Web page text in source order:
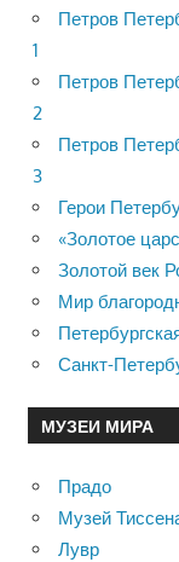
Петров
1
Петров
2
Петров
3
Герои
«Золотое
Золотой век
Мир
Санкт-
МУЗЕИ МИРА
Прадо
Музей
Лувр